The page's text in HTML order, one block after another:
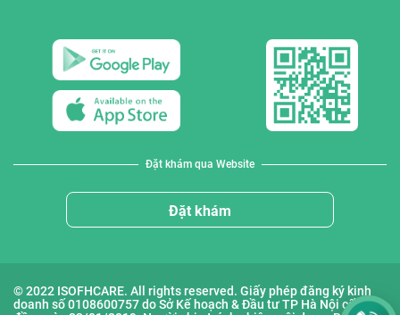
Đặt khám qua Website
Đặt khám
© 2022 ISOFHCARE. All rights reserved. Giấy phép đăng ký kinh
doanh số 0108600757 do Sở Kế hoạch & Đầu tư TP Hà Nội cấp lần